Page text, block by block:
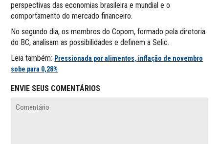
perspectivas das economias brasileira e mundial e o
comportamento do mercado financeiro.
No segundo dia, os membros do Copom, formado pela diretoria
do BC, analisam as possibilidades e definem a Selic.
Leia também: Pressionada por alimentos, inflação de novembro
sobe para 0,28%
ENVIE SEUS COMENTÁRIOS